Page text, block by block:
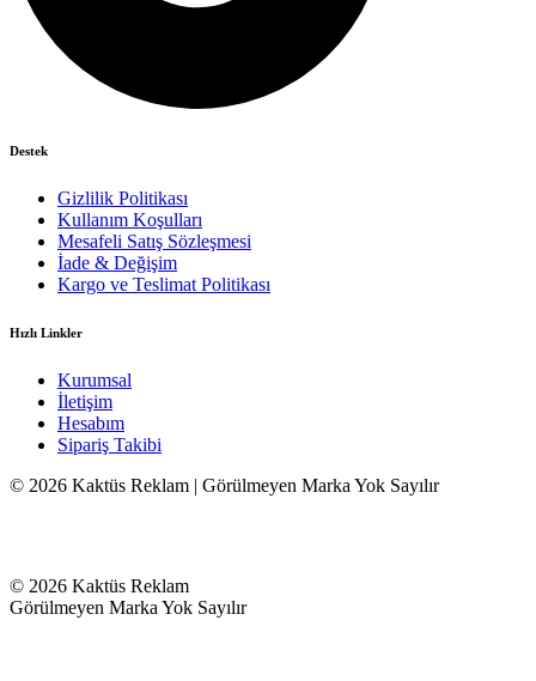
Destek
Gizlilik Politikası
Kullanım Koşulları
Mesafeli Satış Sözleşmesi
İade & Değişim
Kargo ve Teslimat Politikası
Hızlı Linkler
Kurumsal
İletişim
Hesabım
Sipariş Takibi
© 2026 Kaktüs Reklam | Görülmeyen Marka Yok Sayılır
© 2026 Kaktüs Reklam
Görülmeyen Marka Yok Sayılır